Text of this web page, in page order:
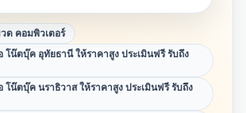
ด คอมพิวเตอร์
โน๊ตบุ๊ค อุทัยธานี ให้ราคาสูง ประเมินฟรี รับถึง
โน๊ตบุ๊ค นราธิวาส ให้ราคาสูง ประเมินฟรี รับถึง